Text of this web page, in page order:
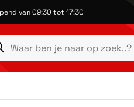
van 09:30 tot 17:30